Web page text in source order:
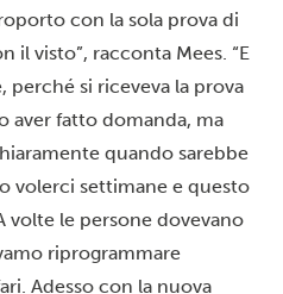
con la sola prova di
il visto”, racconta Mees. “E
perché si riceveva la prova
aver fatto domanda, ma
quando sarebbe
volerci settimane e questo
volte le persone dovevano
riprogrammare
Adesso con la nuova